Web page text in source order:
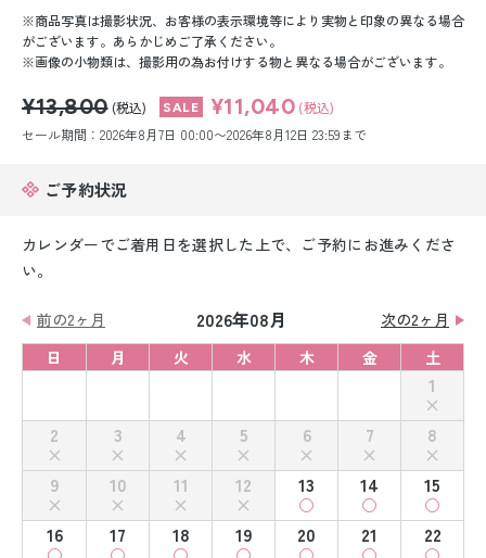
白無垢&紋付袴レンタル
引き振袖レンタル
小物販売品
商品写真は撮影状況、お客様の表示環境等により実物と印象の異なる場合
がございます。あらかじめご了承ください。
画像の小物類は、撮影用の為お付けする物と異なる場合がございます。
¥13,800 (税込) ¥11,040 (税込)
セール期間：2026年8月7日 00:00〜2026年8月12日 23:59まで
ご予約状況
カレンダーでご着用日を選択した上で、ご予約にお進みくださ
い。
前の2ヶ月 2026年08月
次の2ヶ月
日
月 火 水 木 金 土
1
2
3 4 5 6 7
8
9
10 11 12 13 14
15
16
17 18 19 20 21
22